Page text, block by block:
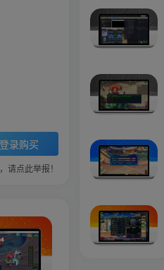
登录购买
请点此举报！